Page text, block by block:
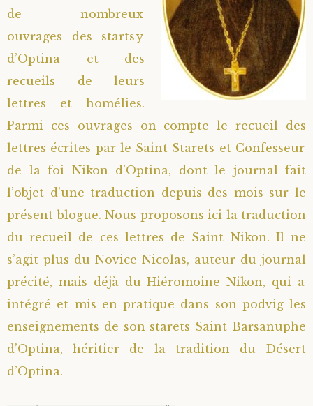
Saint Hilarion (Troïtski)
Saint Jean de Kronstadt
Saint Laurent de Tchernigov
Saint Nikon d’Optina
Saint Seraphim de Sarov
Saint Seraphim de Vyritsa
Saint Serge de Radonège
Saint Siméon (Jelnine)
Saint Sophrony l’Athonite
Sainte Xenia
Métropolite Zénobe (Majouga)
Archimandrite Adrien (Kirsanov)
Archimandrite Alipi (Voronov)
Archimandrite Andronique (Loukach)
Archimandrite Athénogène (Agapov)
Higoumène Boris (Kramtsov)
Bienheureuses et Staritsas
Bienheureuse Lioubouchka
Bienheureuse Maria Ivanovna
Staritsa Marie Makovkine
Natalia de Vyritsa
Geronda Grigorios de Dochiariou
Archimandrite Hippolyte (Khaline)
Archimandrite Lazare (Abachidzé)
Geronda Arsenios le Spiléote
Famille spirituelle
Portraits
de nombreux
ouvrages des startsy
d’Optina et des
recueils de leurs
lettres et homélies.
Parmi ces ouvrages on compte le recueil des
lettres écrites par le Saint Starets et Confesseur
de la foi Nikon d’Optina, dont le journal fait
l’objet d’une traduction depuis des mois sur le
présent blogue. Nous proposons ici la traduction
du recueil de ces lettres de Saint Nikon. Il ne
s’agit plus du Novice Nicolas, auteur du journal
précité, mais déjà du Hiéromoine Nikon, qui a
intégré et mis en pratique dans son podvig les
enseignements de son starets Saint Barsanuphe
d’Optina, héritier de la tradition du Désert
d’Optina.